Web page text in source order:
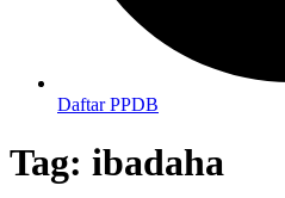
Daftar PPDB
Tag: ibadaha